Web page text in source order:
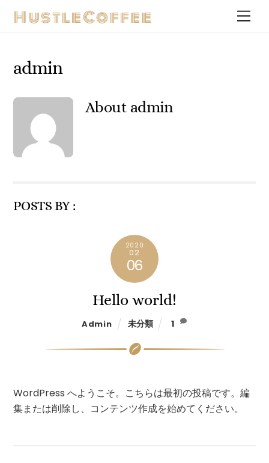
HustleCoffee
admin
About admin
POSTS BY :
2020
02
06
Hello world!
Admin 未分類 1
WordPress へようこそ。こちらは最初の投稿です。編
集または削除し、コンテンツ作成を始めてください。